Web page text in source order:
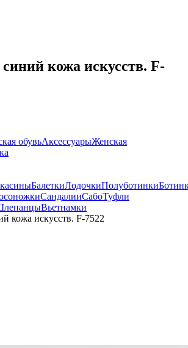
кожа искусств. F-
обувьАксессуарыЖенская
БалеткиЛодочкиПолуботинки
СандалииСабоТуфли
Вьетнамки
кожа искусств. F-7522